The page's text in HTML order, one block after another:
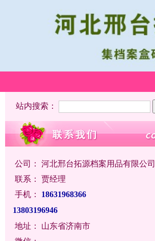
站内搜索：
公司： 河北邢台拓源档案用品有限公司
联系： 贾经理
手机：
18631968366
13803196946
地址： 山东省济南市